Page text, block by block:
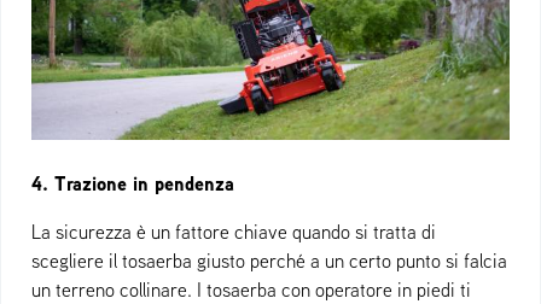
4. Trazione in pendenza
La sicurezza è un fattore chiave quando si tratta di
scegliere il tosaerba giusto perché a un certo punto si falcia
un terreno collinare. I tosaerba con operatore in piedi ti